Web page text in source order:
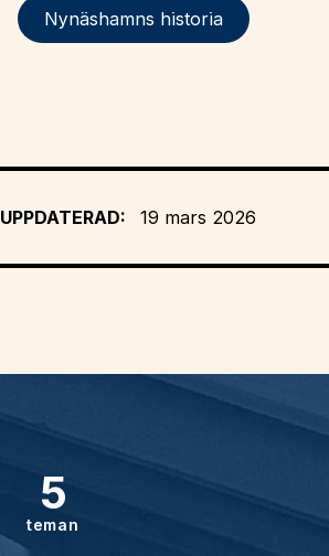
Nynäshamns historia
UPPDATERAD: 19 mars 2026
5
teman